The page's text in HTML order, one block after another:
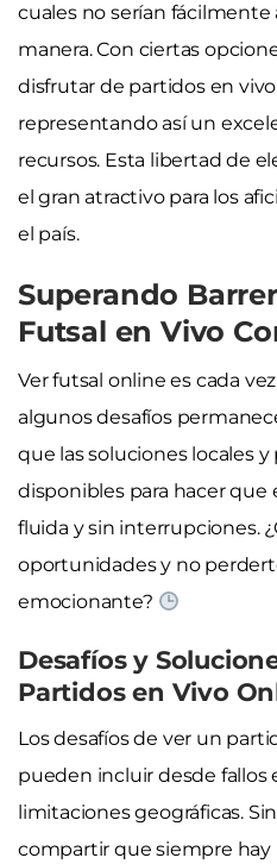
cuales no serían fácilmente
manera. Con ciertas
disfrutar de partidos en
representando así un
recursos. Esta libertad de
el gran atractivo para los
el país.
Superando
Futsal en Vivo
Ver futsal online es cada
algunos desafíos
que las soluciones locales y
disponibles para hacer que
fluida y sin interrupciones.
oportunidades y no
emocionante?
Desafíos y
Partidos en Vivo
Los desafíos de ver un
pueden incluir desde fallos
limitaciones geográficas.
compartir que siempre hay